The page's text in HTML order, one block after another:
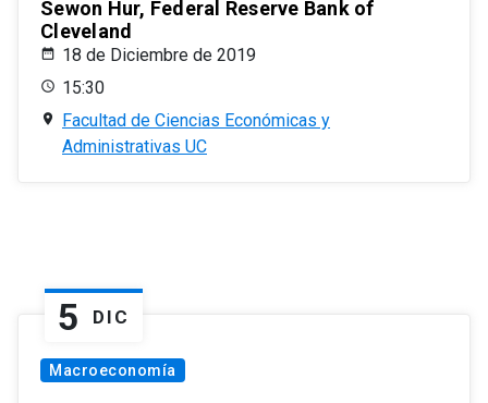
Sewon Hur, Federal Reserve Bank of
Cleveland
18 de Diciembre de 2019
15:30
Facultad de Ciencias Económicas y
Administrativas UC
5 DIC
Macroeconomía